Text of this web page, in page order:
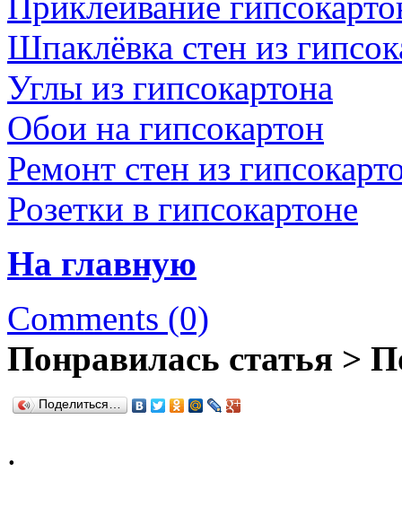
Шпаклёвка стен из
Углы из гипсокартона
Обои на гипсокартон
Ремонт стен из
Розетки в гипсокартоне
На главную
Comments (0)
Понравилась статья >
Поделиться…
.